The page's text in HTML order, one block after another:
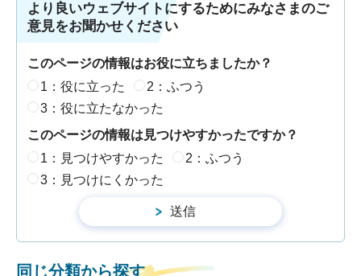
より良いウェブサイトにするためにみなさまのご
意見をお聞かせください
このページの情報はお役に立ちましたか？
1：役に立った
2：ふつう
3：役に立たなかった
このページの情報は見つけやすかったですか？
1：見つけやすかった
2：ふつう
3：見つけにくかった
同じ分類から探す